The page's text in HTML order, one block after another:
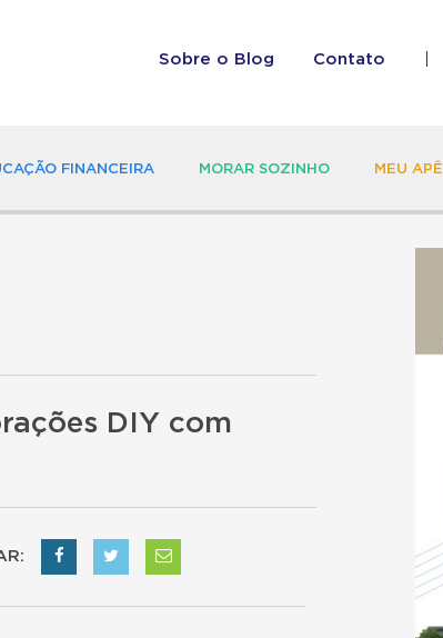
Sobre o Blog Contato
FINANCEIRA MORAR SOZINHO MEU APÊ
DIY com